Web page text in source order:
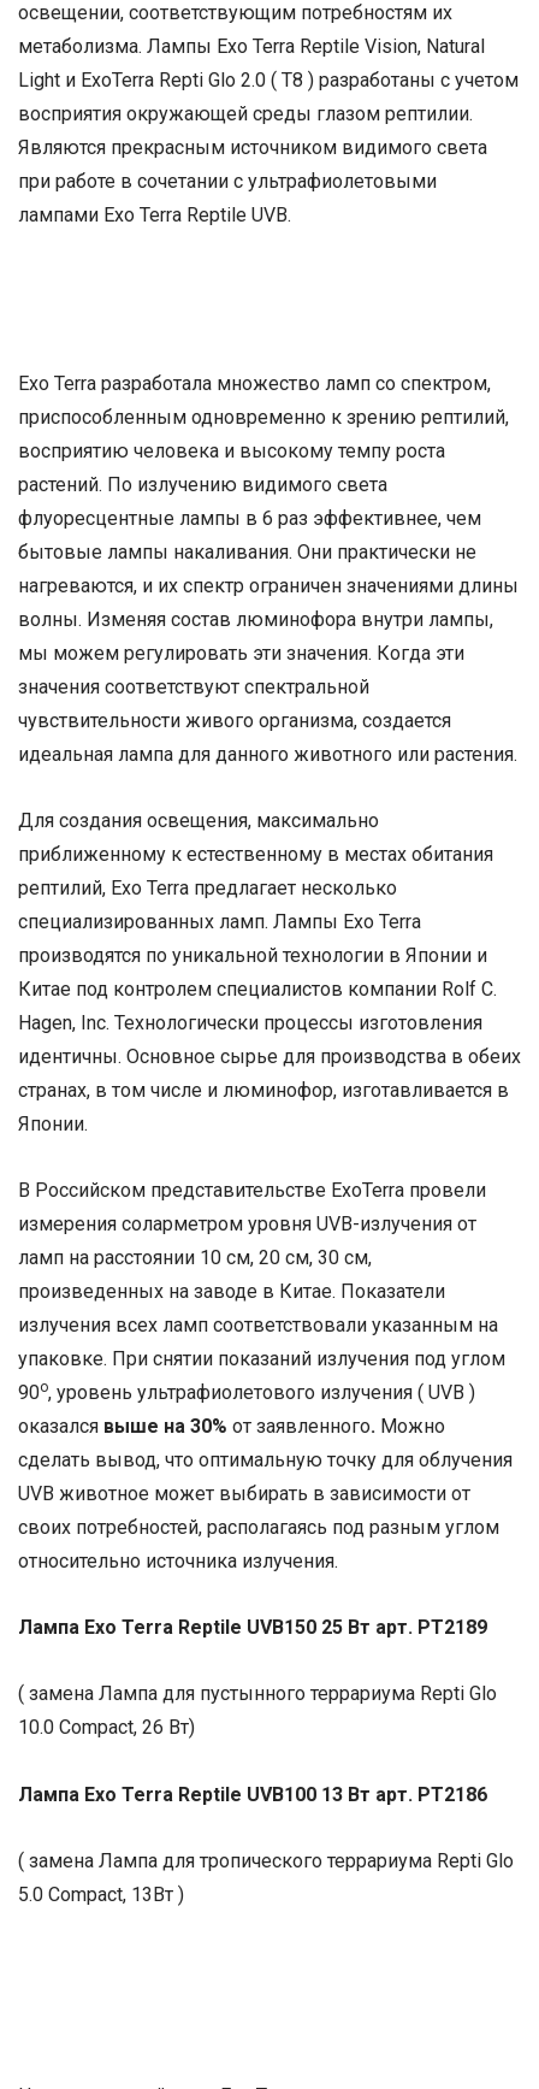
освещении, соответствующим потребностям их
метаболизма. Лампы Exo Terra Reptile Vision, Natural
Light и ExoTerra Repti Glo 2.0 ( T8 ) разработаны с учетом
восприятия окружающей среды глазом рептилии.
Являются прекрасным источником видимого света
при работе в сочетании с ультрафиолетовыми
лампами Exo Terra Reptile UVB.
Exo Terra разработала множество ламп со спектром,
приспособленным одновременно к зрению рептилий,
восприятию человека и высокому темпу роста
растений. По излучению видимого света
флуоресцентные лампы в 6 раз эффективнее, чем
бытовые лампы накаливания. Они практически не
нагреваются, и их спектр ограничен значениями длины
волны. Изменяя состав люминофора внутри лампы,
мы можем регулировать эти значения. Когда эти
значения соответствуют спектральной
чувствительности живого организма, создается
идеальная лампа для данного животного или растения.
Для создания освещения, максимально
приближенному к естественному в местах обитания
рептилий, Exo Terra предлагает несколько
специализированных ламп. Лампы Exo Terra
производятся по уникальной технологии в Японии и
Китае под контролем специалистов компании Rolf C.
Hagen, Inc. Технологически процессы изготовления
идентичны. Основное сырье для производства в обеих
странах, в том числе и люминофор, изготавливается в
Японии.
В Российском представительстве ExoTerra провели
измерения соларметром уровня UVB-излучения от
ламп на расстоянии 10 см, 20 см, 30 см,
произведенных на заводе в Китае. Показатели
излучения всех ламп соответствовали указанным на
упаковке. При снятии показаний излучения под углом
90о, уровень ультрафиолетового излучения ( UVB )
оказался выше на 30% от заявленного. Можно
сделать вывод, что оптимальную точку для облучения
UVB животное может выбирать в зависимости от
своих потребностей, располагаясь под разным углом
относительно источника излучения.
Лампа Exo Terra Reptile UVB150 25 Вт арт. PT2189
( замена Лампа для пустынного террариума Repti Glo
10.0 Compact, 26 Вт)
Лампа Exo Terra Reptile UVB100 13 Вт арт. PT2186
( замена Лампа для тропического террариума Repti Glo
5.0 Compact, 13Вт )